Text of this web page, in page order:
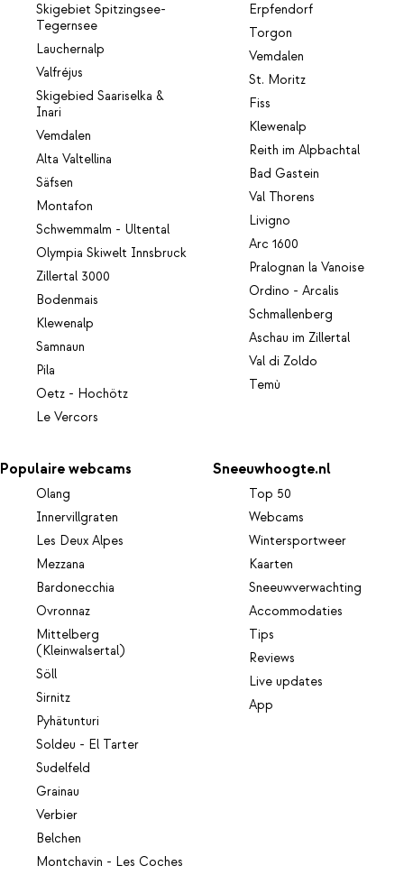
Skigebiet Spitzingsee-
Tegernsee
Lauchernalp
Valfréjus
Skigebied Saariselka &
Inari
Vemdalen
Alta Valtellina
Säfsen
Montafon
Schwemmalm - Ultental
Olympia Skiwelt Innsbruck
Zillertal 3000
Bodenmais
Klewenalp
Samnaun
Pila
Oetz - Hochötz
Le Vercors
Erpfendorf
Torgon
Vemdalen
St. Moritz
Fiss
Klewenalp
Reith im Alpbachtal
Bad Gastein
Val Thorens
Livigno
Arc 1600
Pralognan la Vanoise
Ordino - Arcalis
Schmallenberg
Aschau im Zillertal
Val di Zoldo
Temù
Populaire webcams
Olang
Innervillgraten
Les Deux Alpes
Mezzana
Bardonecchia
Ovronnaz
Mittelberg
(Kleinwalsertal)
Söll
Sirnitz
Pyhätunturi
Soldeu - El Tarter
Sudelfeld
Grainau
Verbier
Belchen
Montchavin - Les Coches
Sneeuwhoogte.nl
Top 50
Webcams
Wintersportweer
Kaarten
Sneeuwverwachting
Accommodaties
Tips
Reviews
Live updates
App